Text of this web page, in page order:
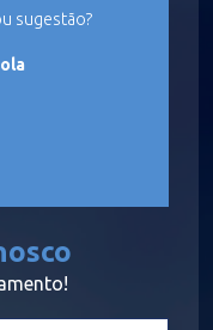
sugestão?